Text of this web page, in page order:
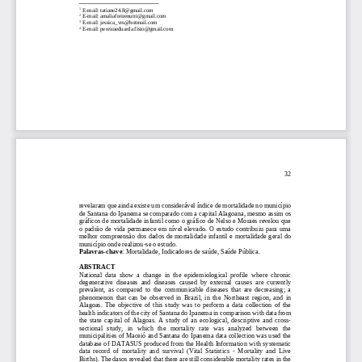
1 E- mail: tatiane24.8@gmail.com
2 E-mail: amaliafreirenutri@gmail.com
3 E- mail: jessica_vrs@hotmail.com
4 E- mail: pereiraeduarda.fisio@gmail.com
32
revelaram que ainda existe um considerável índice de mortalidade no município
de Santana do Ipanema se comparado com a capital Alagoana, mesmo assim os
gráficos de mortalidade infantil como o gráfico de Nelso e Moraes revelou que
o  padrão  de  vida  permanece  em  nível  elevado. O  estudo  contribuiu  para  uma
melhor compreensão dos dados de mortalidade infantil e mortalidade geral do
município onde realizou-se o estudo.
Palavras -chave: Mortalidade, Indicadores de saúde, Saúde Pública.
ABSTRACT
National  data  show  a  change  in  the  epidemiological  profile  where  chronic
degenerative  diseases  and  diseases  caused  by  external  causes  are  currently
prevalent,  as  compared  to  the  communicable  diseases  that  are decreasing;  a
phenomenon  that  can  be  observed  in  Brazil,  in  the  Northeast  region,  and  in
Alagoas.  The  objective  of  this  study  was  to  perform  a  data  collection  of  the
health indicators of the city of Santana do Ipanema in comparison with data from
the  state capital  of  Alagoas.  A  study  of  an  ecological,  descriptive  and  cross-
sectional   study,   in   which   the   mortality   rate   was   analyzed   between   the
municipalities of Maceió and Santana do Ipanema data collection was used the
database of DATASUS produced from the Health Information with systematic
data  record  of  mortality  and  survival  (Vital  Statistics - Mortality  and  Live
Births). The dasos revealed that there are still considerable mortality rates in the